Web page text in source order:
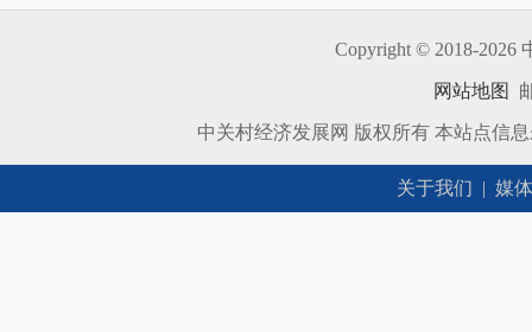
Copyright © 2018-2026
网站地图
中关村经济发展网 版权所有 本站点信
关于我们 | 媒